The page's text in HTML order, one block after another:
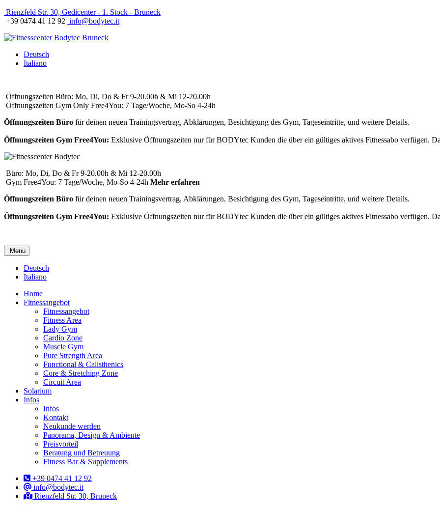
Rienzfeld Str. 30, Gedicenter - 1. Stock - Bruneck
+39 0474 41 12 92 info@bodytec.it
Deutsch
Italiano
Öffnungszeiten Büro: Mo, Di, Do & Fr 9-20.00h & Mi 12-20.00h
Öffnungszeiten Gym Only Free4You: 7 Tage/Woche, Mo-So 4-24h
Öffnungszeiten Büro für deinen neuen Trainingsvertrag, Abklärungen, Besichtigung des Gym, Tageseintritte, und weitere Details.
Öffnungszeiten Gym Free4You: Exklusive Öffnungszeiten nur für BODYtec Kunden die über ein gültiges aktives Fitnessabo verfügen.
Büro: Mo, Di, Do & Fr 9-20.00h & Mi 12-20.00h
Gym Free4You: 7 Tage/Woche, Mo-So 4-24h Mehr erfahren
Öffnungszeiten Büro für deinen neuen Trainingsvertrag, Abklärungen, Besichtigung des Gym, Tageseintritte, und weitere Details.
Öffnungszeiten Gym Free4You: Exklusive Öffnungszeiten nur für BODYtec Kunden die über ein gültiges aktives Fitnessabo verfügen.
Menu
Deutsch
Italiano
Home
Fitnessangebot
Fitnessangebot
Fitness Area
Lady Gym
Cardio Zone
Muscle Gym
Pure Strength Area
Functional & Calisthenics
Core & Stretching Zone
Circuit Area
Solarium
Infos
Infos
Kontakt
Neukunde werden
Panorama, Design & Ambiente
Preisvorteil
Beratung und Betreuung
Fitness Bar & Supplements
+39 0474 41 12 92
info@bodytec.it
Rienzfeld Str. 30, Bruneck